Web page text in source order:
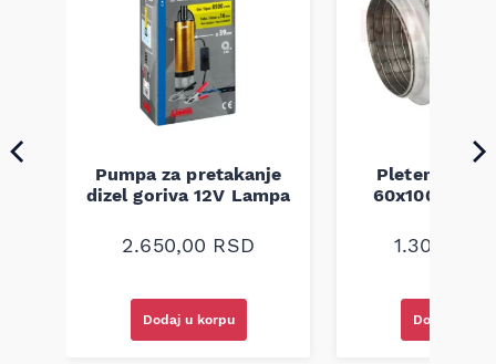
Pumpa za pretakanje
dizel goriva 12V Lampa
2.650,00 RSD
Dodaj u korpu
Pletenica
60x100
1.300,00
Dodaj u